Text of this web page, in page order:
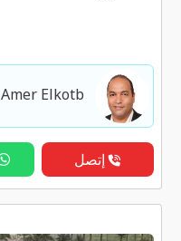
Amer Elkotb
إتصل